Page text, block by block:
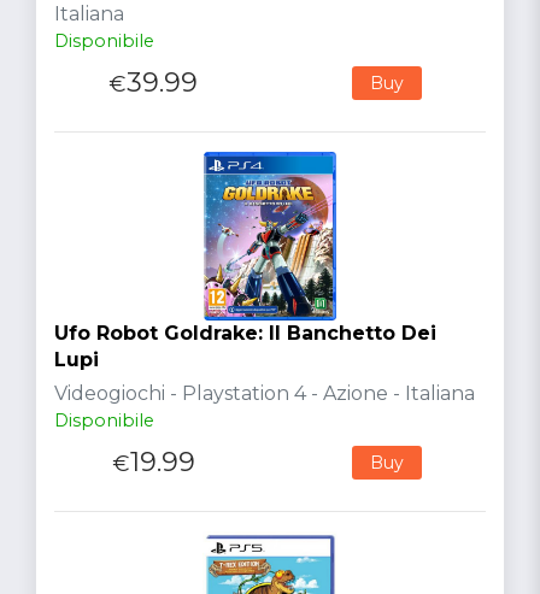
Italiana
Disponibile
€39.99 Buy
Ufo Robot Goldrake: Il Banchetto Dei
Lupi
Videogiochi - Playstation 4 - Azione - Italiana
Disponibile
€19.99 Buy